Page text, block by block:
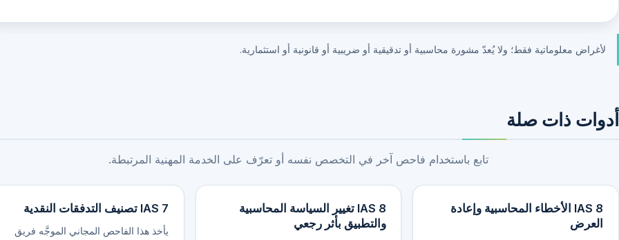
لأغراض معلوماتية فقط؛ ولا يُعدّ مشورة محاسبية أو تدقيقية أو ضريبية أو قانونية أو استثمارية.
أدوات ذات صلة
تابع باستخدام فاحص آخر في التخصص نفسه أو تعرّف على الخدمة المهنية المرتبطة.
IAS 8 الأخطاء المحاسبية وإعادة
العرض
IAS 8 تغيير السياسة المحاسبية
والتطبيق بأثر رجعي
IAS 7 تصنيف التدفقات النقدية
يأخذ هذا الفاحص المجاني الموجَّه فريق